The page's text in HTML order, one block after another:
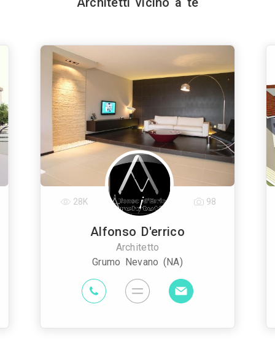
Alfonso D'errico
Architetto
Grumo Nevano (NA)
28K 98